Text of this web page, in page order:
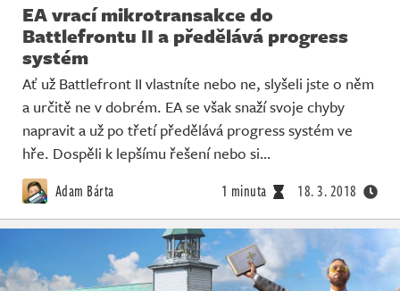
EA vrací mikrotransakce do
Battlefrontu II a předělává progress
systém
Ať už Battlefront II vlastníte nebo ne, slyšeli jste o něm
a určitě ne v dobrém. EA se však snaží svoje chyby
napravit a už po třetí předělává progress systém ve
hře. Dospěli k lepšímu řešení nebo si…
Adam Bárta 1 minuta 18. 3. 2018